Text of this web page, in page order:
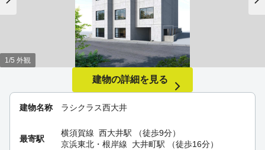
建物名称 ラシクラス西大井
最寄駅
横須賀線 西大井駅 （徒歩9分）
京浜東北・根岸線
大井町駅 （徒歩16分）
1/5 外観
建物の詳細を見る